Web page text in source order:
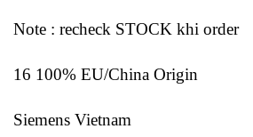
Note : recheck STOCK khi order
16 100% EU/China Origin
Siemens Vietnam